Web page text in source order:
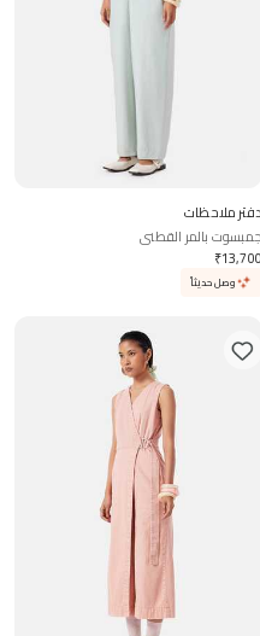
دفتر ملاحظات
جمبسوت بالمر القطني
₹13,700
وصل حديثاً